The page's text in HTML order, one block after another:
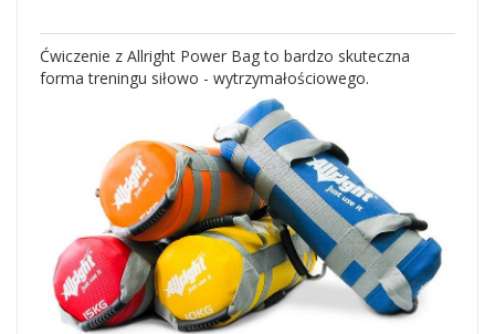
Ćwiczenie z Allright Power Bag to bardzo skuteczna
forma treningu siłowo - wytrzymałościowego.